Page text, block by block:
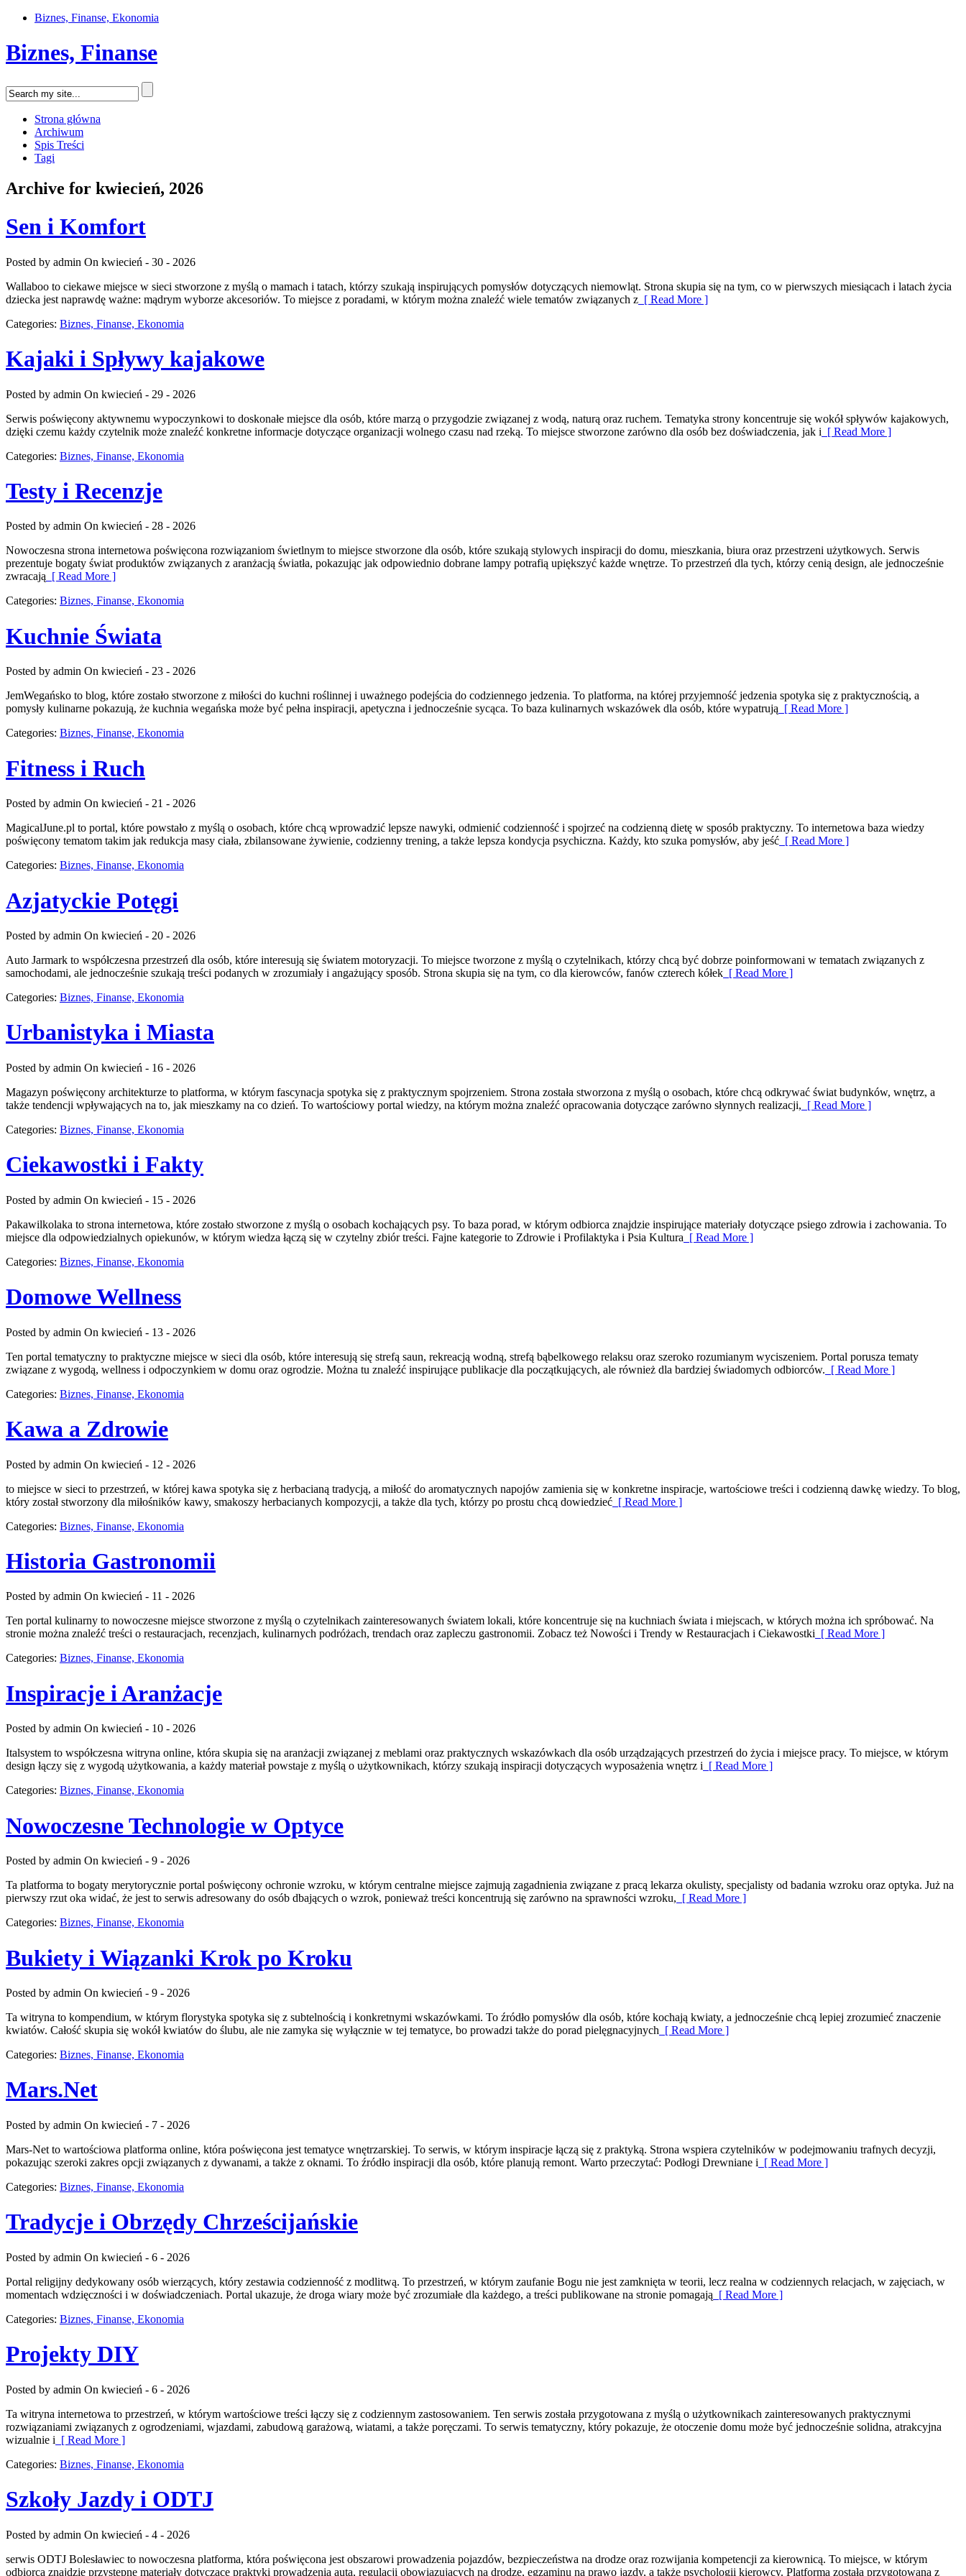
Biznes, Finanse, Ekonomia
Biznes, Finanse
Strona główna
Archiwum
Spis Treści
Tagi
Archive for kwiecień, 2026
Sen i Komfort
Posted by admin On kwiecień - 30 - 2026
Wallaboo to ciekawe miejsce w sieci stworzone z myślą o mamach i tatach, którzy szukają inspirujących pomysłów dotyczących niemowląt. Strona skupia się na tym, co w pierwszych miesiącach i latach życia
dziecka jest naprawdę ważne: mądrym wyborze akcesoriów. To miejsce z poradami, w którym można znaleźć wiele tematów związanych z [ Read More ]
Categories: Biznes, Finanse, Ekonomia
Kajaki i Spływy kajakowe
Posted by admin On kwiecień - 29 - 2026
Serwis poświęcony aktywnemu wypoczynkowi to doskonałe miejsce dla osób, które marzą o przygodzie związanej z wodą, naturą oraz ruchem. Tematyka strony koncentruje się wokół spływów kajakowych,
dzięki czemu każdy czytelnik może znaleźć konkretne informacje dotyczące organizacji wolnego czasu nad rzeką. To miejsce stworzone zarówno dla osób bez doświadczenia, jak i [ Read More ]
Categories: Biznes, Finanse, Ekonomia
Testy i Recenzje
Posted by admin On kwiecień - 28 - 2026
Nowoczesna strona internetowa poświęcona rozwiązaniom świetlnym to miejsce stworzone dla osób, które szukają stylowych inspiracji do domu, mieszkania, biura oraz przestrzeni użytkowych. Serwis
prezentuje bogaty świat produktów związanych z aranżacją światła, pokazując jak odpowiednio dobrane lampy potrafią upiększyć każde wnętrze. To przestrzeń dla tych, którzy cenią design, ale jednocześnie
zwracają [ Read More ]
Categories: Biznes, Finanse, Ekonomia
Kuchnie Świata
Posted by admin On kwiecień - 23 - 2026
JemWegańsko to blog, które zostało stworzone z miłości do kuchni roślinnej i uważnego podejścia do codziennego jedzenia. To platforma, na której przyjemność jedzenia spotyka się z praktycznością, a
pomysły kulinarne pokazują, że kuchnia wegańska może być pełna inspiracji, apetyczna i jednocześnie sycąca. To baza kulinarnych wskazówek dla osób, które wypatrują [ Read More ]
Categories: Biznes, Finanse, Ekonomia
Fitness i Ruch
Posted by admin On kwiecień - 21 - 2026
MagicalJune.pl to portal, które powstało z myślą o osobach, które chcą wprowadzić lepsze nawyki, odmienić codzienność i spojrzeć na codzienną dietę w sposób praktyczny. To internetowa baza wiedzy
poświęcony tematom takim jak redukcja masy ciała, zbilansowane żywienie, codzienny trening, a także lepsza kondycja psychiczna. Każdy, kto szuka pomysłów, aby jeść [ Read More ]
Categories: Biznes, Finanse, Ekonomia
Azjatyckie Potęgi
Posted by admin On kwiecień - 20 - 2026
Auto Jarmark to współczesna przestrzeń dla osób, które interesują się światem motoryzacji. To miejsce tworzone z myślą o czytelnikach, którzy chcą być dobrze poinformowani w tematach związanych z
samochodami, ale jednocześnie szukają treści podanych w zrozumiały i angażujący sposób. Strona skupia się na tym, co dla kierowców, fanów czterech kółek [ Read More ]
Categories: Biznes, Finanse, Ekonomia
Urbanistyka i Miasta
Posted by admin On kwiecień - 16 - 2026
Magazyn poświęcony architekturze to platforma, w którym fascynacja spotyka się z praktycznym spojrzeniem. Strona została stworzona z myślą o osobach, które chcą odkrywać świat budynków, wnętrz, a
także tendencji wpływających na to, jak mieszkamy na co dzień. To wartościowy portal wiedzy, na którym można znaleźć opracowania dotyczące zarówno słynnych realizacji, [ Read More ]
Categories: Biznes, Finanse, Ekonomia
Ciekawostki i Fakty
Posted by admin On kwiecień - 15 - 2026
Pakawilkolaka to strona internetowa, które zostało stworzone z myślą o osobach kochających psy. To baza porad, w którym odbiorca znajdzie inspirujące materiały dotyczące psiego zdrowia i zachowania. To
miejsce dla odpowiedzialnych opiekunów, w którym wiedza łączą się w czytelny zbiór treści. Fajne kategorie to Zdrowie i Profilaktyka i Psia Kultura [ Read More ]
Categories: Biznes, Finanse, Ekonomia
Domowe Wellness
Posted by admin On kwiecień - 13 - 2026
Ten portal tematyczny to praktyczne miejsce w sieci dla osób, które interesują się strefą saun, rekreacją wodną, strefą bąbelkowego relaksu oraz szeroko rozumianym wyciszeniem. Portal porusza tematy
związane z wygodą, wellness i odpoczynkiem w domu oraz ogrodzie. Można tu znaleźć inspirujące publikacje dla początkujących, ale również dla bardziej świadomych odbiorców. [ Read More ]
Categories: Biznes, Finanse, Ekonomia
Kawa a Zdrowie
Posted by admin On kwiecień - 12 - 2026
to miejsce w sieci to przestrzeń, w której kawa spotyka się z herbacianą tradycją, a miłość do aromatycznych napojów zamienia się w konkretne inspiracje, wartościowe treści i codzienną dawkę wiedzy. To blog,
który został stworzony dla miłośników kawy, smakoszy herbacianych kompozycji, a także dla tych, którzy po prostu chcą dowiedzieć [ Read More ]
Categories: Biznes, Finanse, Ekonomia
Historia Gastronomii
Posted by admin On kwiecień - 11 - 2026
Ten portal kulinarny to nowoczesne miejsce stworzone z myślą o czytelnikach zainteresowanych światem lokali, które koncentruje się na kuchniach świata i miejscach, w których można ich spróbować. Na
stronie można znaleźć treści o restauracjach, recenzjach, kulinarnych podróżach, trendach oraz zapleczu gastronomii. Zobacz też Nowości i Trendy w Restauracjach i Ciekawostki [ Read More ]
Categories: Biznes, Finanse, Ekonomia
Inspiracje i Aranżacje
Posted by admin On kwiecień - 10 - 2026
Italsystem to współczesna witryna online, która skupia się na aranżacji związanej z meblami oraz praktycznych wskazówkach dla osób urządzających przestrzeń do życia i miejsce pracy. To miejsce, w którym
design łączy się z wygodą użytkowania, a każdy materiał powstaje z myślą o użytkownikach, którzy szukają inspiracji dotyczących wyposażenia wnętrz i [ Read More ]
Categories: Biznes, Finanse, Ekonomia
Nowoczesne Technologie w Optyce
Posted by admin On kwiecień - 9 - 2026
Ta platforma to bogaty merytorycznie portal poświęcony ochronie wzroku, w którym centralne miejsce zajmują zagadnienia związane z pracą lekarza okulisty, specjalisty od badania wzroku oraz optyka. Już na
pierwszy rzut oka widać, że jest to serwis adresowany do osób dbających o wzrok, ponieważ treści koncentrują się zarówno na sprawności wzroku, [ Read More ]
Categories: Biznes, Finanse, Ekonomia
Bukiety i Wiązanki Krok po Kroku
Posted by admin On kwiecień - 9 - 2026
Ta witryna to kompendium, w którym florystyka spotyka się z subtelnością i konkretnymi wskazówkami. To źródło pomysłów dla osób, które kochają kwiaty, a jednocześnie chcą lepiej zrozumieć znaczenie
kwiatów. Całość skupia się wokół kwiatów do ślubu, ale nie zamyka się wyłącznie w tej tematyce, bo prowadzi także do porad pielęgnacyjnych [ Read More ]
Categories: Biznes, Finanse, Ekonomia
Mars.Net
Posted by admin On kwiecień - 7 - 2026
Mars-Net to wartościowa platforma online, która poświęcona jest tematyce wnętrzarskiej. To serwis, w którym inspiracje łączą się z praktyką. Strona wspiera czytelników w podejmowaniu trafnych decyzji,
pokazując szeroki zakres opcji związanych z dywanami, a także z oknami. To źródło inspiracji dla osób, które planują remont. Warto przeczytać: Podłogi Drewniane i [ Read More ]
Categories: Biznes, Finanse, Ekonomia
Tradycje i Obrzędy Chrześcijańskie
Posted by admin On kwiecień - 6 - 2026
Portal religijny dedykowany osób wierzących, który zestawia codzienność z modlitwą. To przestrzeń, w którym zaufanie Bogu nie jest zamknięta w teorii, lecz realna w codziennych relacjach, w zajęciach, w
momentach wdzięczności i w doświadczeniach. Portal ukazuje, że droga wiary może być zrozumiałe dla każdego, a treści publikowane na stronie pomagają [ Read More ]
Categories: Biznes, Finanse, Ekonomia
Projekty DIY
Posted by admin On kwiecień - 6 - 2026
Ta witryna internetowa to przestrzeń, w którym wartościowe treści łączy się z codziennym zastosowaniem. Ten serwis została przygotowana z myślą o użytkownikach zainteresowanych praktycznymi
rozwiązaniami związanych z ogrodzeniami, wjazdami, zabudową garażową, wiatami, a także poręczami. To serwis tematyczny, który pokazuje, że otoczenie domu może być jednocześnie solidna, atrakcyjna
wizualnie i [ Read More ]
Categories: Biznes, Finanse, Ekonomia
Szkoły Jazdy i ODTJ
Posted by admin On kwiecień - 4 - 2026
serwis ODTJ Bolesławiec to nowoczesna platforma, która poświęcona jest obszarowi prowadzenia pojazdów, bezpieczeństwa na drodze oraz rozwijania kompetencji za kierownicą. To miejsce, w którym
odbiorca znajdzie przystępne materiały dotyczące praktyki prowadzenia auta, regulacji obowiązujących na drodze, egzaminu na prawo jazdy, a także psychologii kierowcy. Platforma została przygotowana z